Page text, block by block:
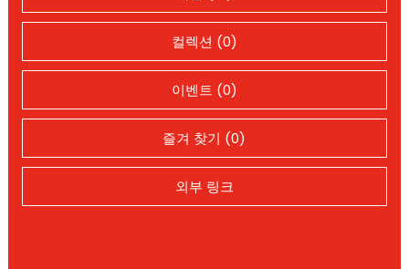
컬렉션 (0)
이벤트 (0)
즐겨 찾기 (0)
외부 링크